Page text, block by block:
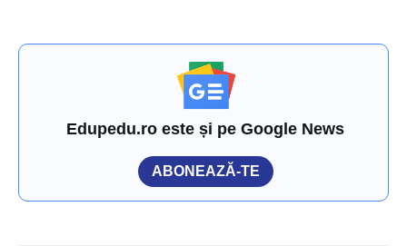
Edupedu.ro este și pe Google News
ABONEAZĂ-TE